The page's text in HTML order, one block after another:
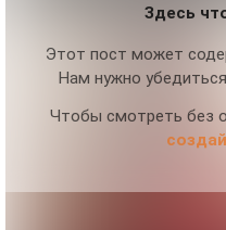
Здесь
Этот пост может
Нам нужно
Чтобы смотреть без